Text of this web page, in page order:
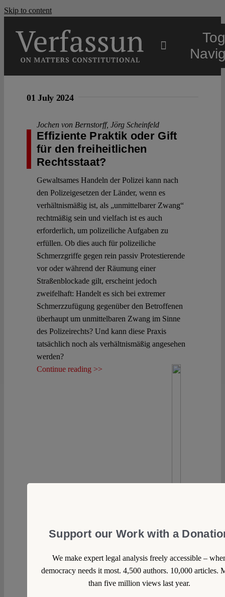
Skip to content
Projects
Open Access
Authors
01 July 2024
Jochen von Bernstorff, Jörg Scheinfeld
Effiziente Praktik oder Gift
für den freiheitlichen
Rechtsstaat?
Gewaltsames Handeln der Polizei kann nach
den Polizeigesetzen der Länder, wenn es
verhältnismäßig ist, als „unmittelbarer Zwang“
rechtmäßig sein und vielfach ist es auch
erforderlich, um polizeiliche Aufgaben zu
erfüllen. Ob dies auch für polizeiliche
Schmerzgriffe gegen rein passiv Protestierende
vor oder während der Räumung einer
Straßenblockade gilt, erscheint jedoch
zweifelhaft: Handelt es sich bei extremer
Schmerzzufügung gegenüber den Betroffenen
überhaupt um unmittelbaren Zwang im Sinne
des Polizeirechts? Und kann diese Praxis
tatsächlich noch als verhältnismäßig angesehen
werden?
Continue reading >>
Support our Work with a
We make expert legal analysis freely accessible –
democracy needs it most. 4,500 authors. 10,000 articles.
than five million views last year.